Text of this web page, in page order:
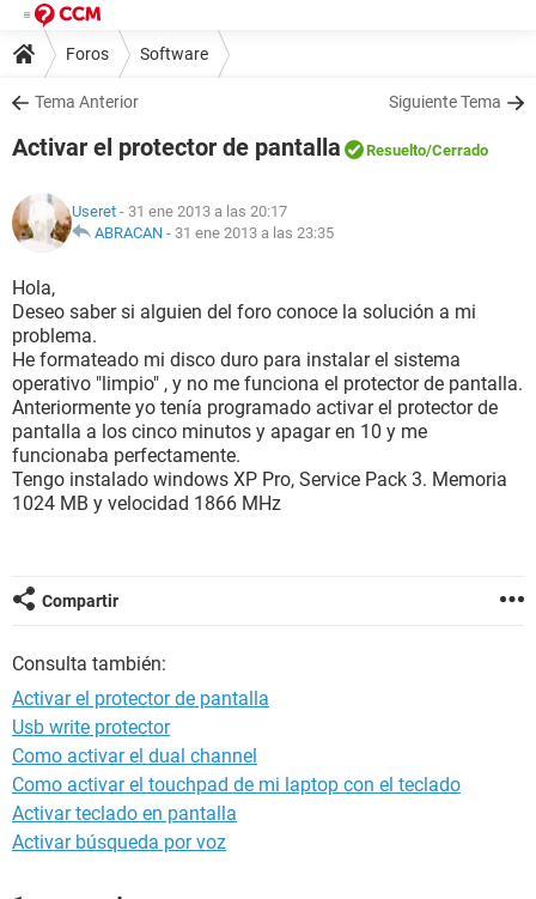
Foros Software
Tema Anterior Siguiente Tema
Activar el protector de pantalla Resuelto/Cerrado
Useret - 31 ene 2013 a las 20:17
ABRACAN - 31 ene 2013 a las 23:35
Hola,
Deseo saber si alguien del foro conoce la solución a mi
problema.
He formateado mi disco duro para instalar el sistema
operativo "limpio" , y no me funciona el protector de pantalla.
Anteriormente yo tenía programado activar el protector de
pantalla a los cinco minutos y apagar en 10 y me
funcionaba perfectamente.
Tengo instalado windows XP Pro, Service Pack 3. Memoria
1024 MB y velocidad 1866 MHz
Compartir
Consulta también:
Activar el protector de pantalla
Usb write protector
Como activar el dual channel
Como activar el touchpad de mi laptop con el teclado
Activar teclado en pantalla
Activar búsqueda por voz